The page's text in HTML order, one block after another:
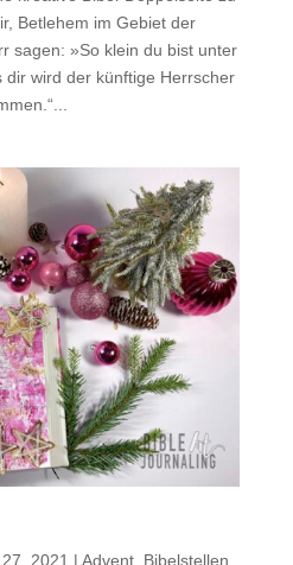
Betlehem im Gebiet der
sagen: »So klein du bist unter
wird der künftige Herrscher
2021 | Advent, Bibelstellen,